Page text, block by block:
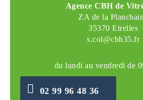
Agence CBH de
ZA de la
35370 Etrelles
s.col@cbh35.fr
du lundi au vendredi de
02 99 96 48 36